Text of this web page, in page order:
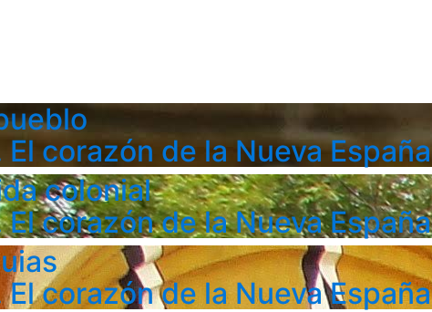
corazón de la Nueva España
colonial
corazón de la Nueva España
corazón de la Nueva España